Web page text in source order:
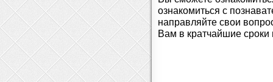
ознакомиться с
направляйте свои
Вам в кратчайшие